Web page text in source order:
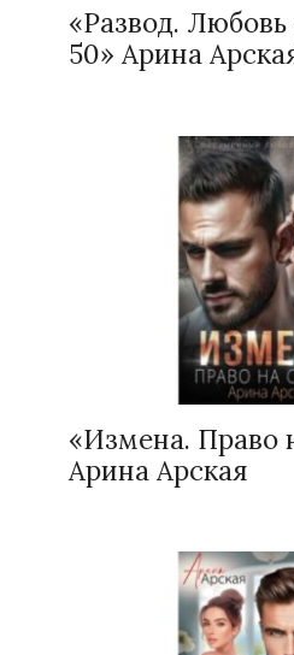
«Развод.
50» Арина
«Измена. Право
Арина Арская